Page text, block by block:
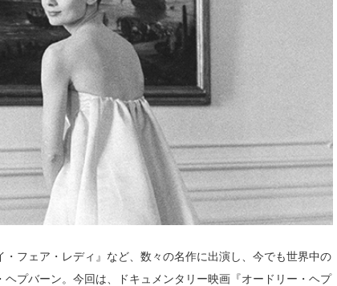
・フェア・レディ』など、数々の名作に出演し、今でも世界中の
ヘプバーン。今回は、ドキュメンタリー映画『オードリー・ヘプ